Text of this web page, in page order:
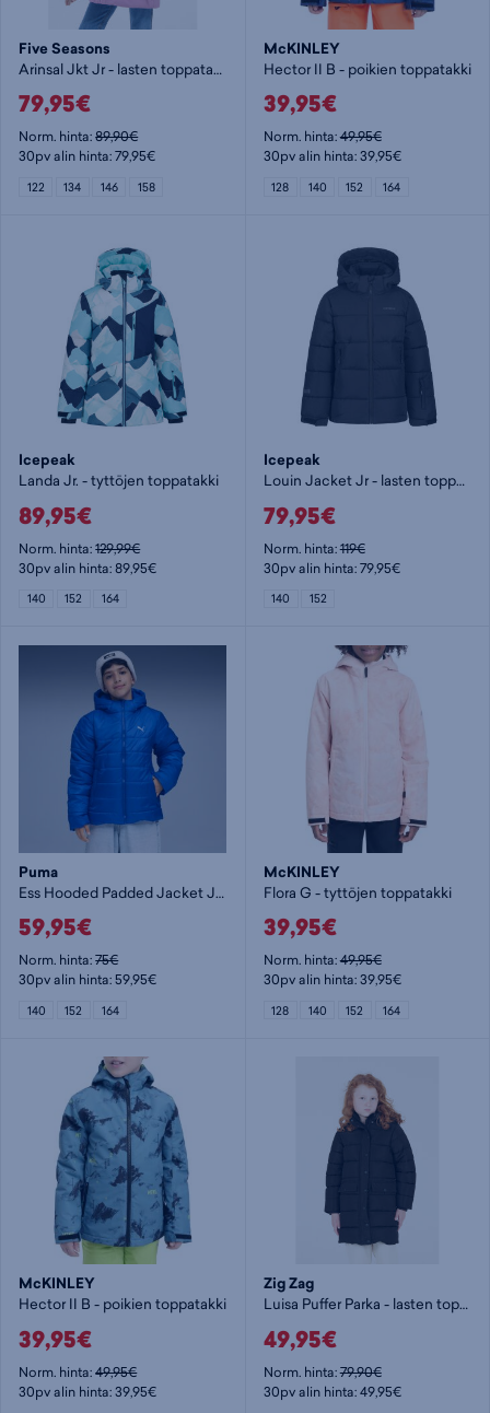
Five Seasons
Arinsal Jkt Jr - lasten toppatakki
79,95€
Norm. hinta:89,90€
30pv alin hinta: 79,95€
122 134 146 158
McKINLEY
Hector II B - poikien toppatakki
39,95€
Norm. hinta:49,95€
30pv alin hinta: 39,95€
128 140 152 164
Icepeak
Landa Jr. - tyttöjen toppatakki
89,95€
Norm. hinta:129,99€
30pv alin hinta: 89,95€
140 152 164
Icepeak
Louin Jacket Jr - lasten toppatakki
79,95€
Norm. hinta:119€
30pv alin hinta: 79,95€
140 152
Puma
Ess Hooded Padded Jacket Jr - lasten toppatakki
59,95€
Norm. hinta:75€
30pv alin hinta: 59,95€
140 152 164
McKINLEY
Flora G - tyttöjen toppatakki
39,95€
Norm. hinta:49,95€
30pv alin hinta: 39,95€
128 140 152 164
McKINLEY
Hector II B - poikien toppatakki
39,95€
Norm. hinta:49,95€
30pv alin hinta: 39,95€
Zig Zag
Luisa Puffer Parka - lasten toppatakki
49,95€
Norm. hinta:79,90€
30pv alin hinta: 49,95€